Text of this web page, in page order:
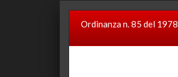
Ordinanza n. 85 del 1978